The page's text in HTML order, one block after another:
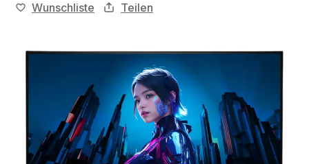
Wunschliste Teilen